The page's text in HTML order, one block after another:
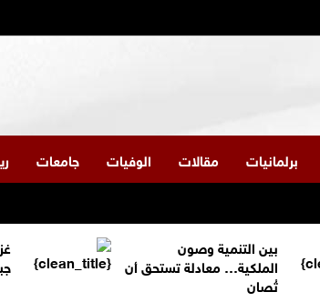
برلمانيات مقالات الوفيات جامعات
بين التنمية وصون
الملكية… معادلة تستحق أن
تُصان